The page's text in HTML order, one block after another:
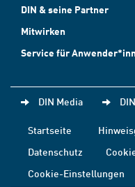
DIN & seine Partner
Mitwirken
Service für
DIN Media
Startseite
Datenschutz
Cookie-Einstellungen